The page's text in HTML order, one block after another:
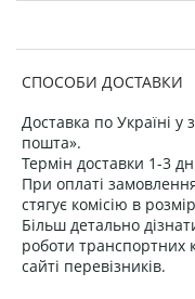
СПОСОБИ ДОСТАВКИ
Доставка по Україні у
пошта».
Термін доставки 1-3
При оплаті
стягує комісію в
Більш детально
роботи транспортних
сайті перевізників.